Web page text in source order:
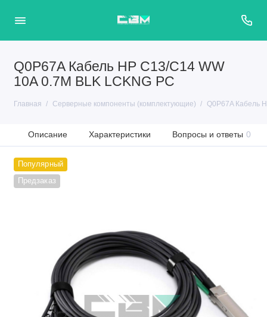
Q0P67A Кабель HP C13/C14 WW
10A 0.7M BLK LCKNG PC
Главная Серверные компоненты (комплектующие) Q0P67A Кабель
Описание Характеристики Вопросы и ответы 0
Популярный
Предзаказ